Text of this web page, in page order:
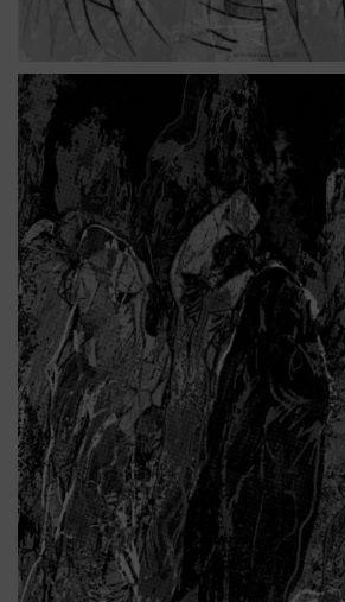
Platforms
Το Platforms Project ειναι μια
της ανεξάρτητης
παρουσιάζεται κάθε χρόνο
Platforms Project σκοπό έχει
την εικαστική δράση όπως αυτή
στα πλαίσια ομαδικών
που αποφασίζουν να
λύσεις στα εικαστικά
τις λεγόμενες
The Platforms Project is
exhibition of the
has been presented every year
objective of Platforms
artistic action as it is
context of collective
who decide to join forces in
to artistic questions by